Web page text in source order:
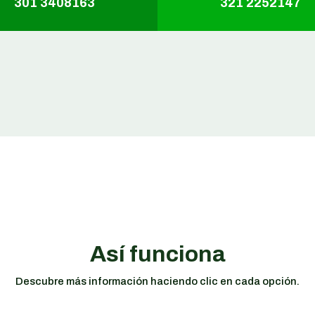
301 3408163 321 2252147
Así funciona
Descubre más información haciendo clic en cada opción.